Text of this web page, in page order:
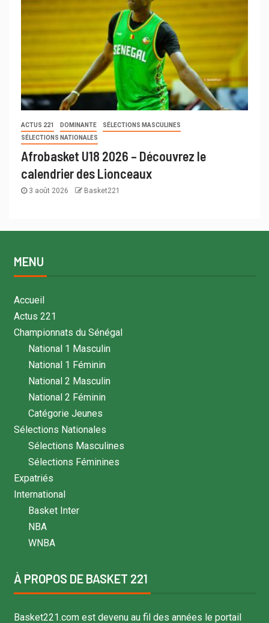
ACTUS 221 DOMINANTE
SÉLECTIONS MASCULINES
SÉLECTIONS NATIONALES
Afrobasket U18 2026 – Découvrez le
calendrier des Lionceaux
3 août 2026 Basket221
MENU
Accueil
Actus 221
Championnats du Sénégal
National 1 Masculin
National 1 Féminin
National 2 Masculin
National 2 Féminin
Catégorie Jeunes
Sélections Nationales
Sélections Masculines
Sélections Féminines
Expatriés
International
Basket Inter
NBA
WNBA
À PROPOS DE BASKET 221
Basket221.com est devenu au fil des années le portail